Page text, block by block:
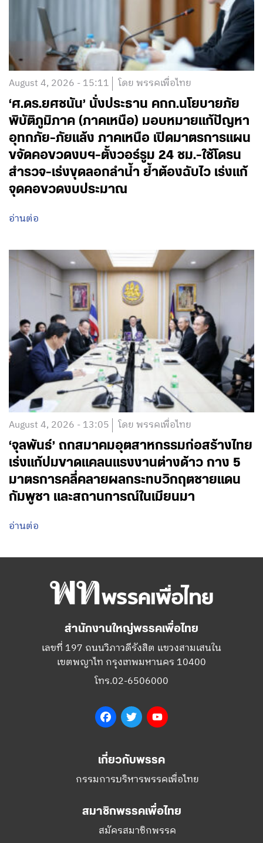
August 4, 2026 - 15:11 โดย พรรคเพื่อไทย
‘ศ.ดร.ยศชนัน’ นั่งประธาน คกก.นโยบายภัย
พิบัติภูมิภาค (ภาคเหนือ) มอบหมายแก้ปัญหา
อุทกภัย-ภัยแล้ง ภาคเหนือ เปิดมาตรการแผน
ขจัดคอขวดงบฯ-ตั้งวอร์รูม 24 ชม.-ใช้โดรน
สำรวจ-เร่งขุดลอกลำน้ำ ย้ำต้องฉับไว เร่งแก้
จุดคอขวดงบประมาณ
อ่านต่อ
August 4, 2026 - 13:05 โดย พรรคเพื่อไทย
‘จุลพันธ์’ ถกสมาคมอุตสาหกรรมก่อสร้างไทย
เร่งแก้ปมขาดแคลนแรงงานต่างด้าว กาง 5
มาตรการคลี่คลายผลกระทบวิกฤตชายแดน
กัมพูชา และสถานการณ์ในเมียนมา
อ่านต่อ
สำนักงานใหญ่พรรคเพื่อไทย
เลขที่ 197 ถนนวิภาวดีรังสิต แขวงสามเสนใน
เขตพญาไท กรุงเทพมหานคร 10400
โทร.02-6506000
FacebookTwitter
เกี่ยวกับพรรค
กรรมการบริหารพรรคเพื่อไทย
สมาชิกพรรคเพื่อไทย
สมัครสมาชิกพรรค